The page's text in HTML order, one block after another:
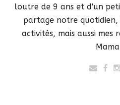
loutre de 9 ans et d'un
partage notre quotidien,
activités, mais aussi mes